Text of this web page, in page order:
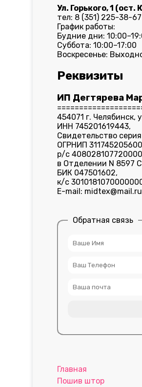
Ул. Горького, 1
тел: 8 (351) 225-38-67
График работы:
Будние дни:
Суббота: 10:00–17:00
Воскресенье:
Реквизиты
ИП Дегтярева
454071 г. Челябинск,
ИНН 745201619443,
Свидетельство
ОГРНИП
р/с
в Отделении N 8597
БИК 047501602,
к/с
E-mail:
Обратная связь
Главная
Пошив штор